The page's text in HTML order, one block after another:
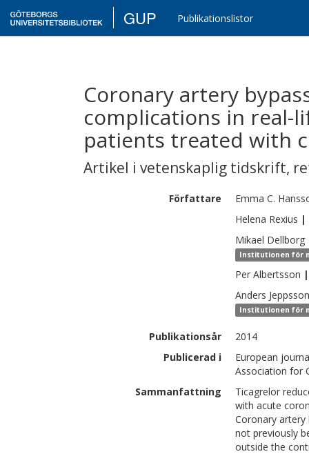
GUP Publikationslistor
Coronary artery
complications in real-
patients treated with
Artikel i vetenskaplig tidskrift,
Författare Emma C.
Helena Rexius |
Mikael Dellborg
Institutionen för
Per Albertsson |
Anders Jeppsson
Institutionen för
Publikationsår
2014
Publicerad i
European
Association for
Sammanfattning
Ticagrelor
with acute
Coronary artery
not previously
outside the